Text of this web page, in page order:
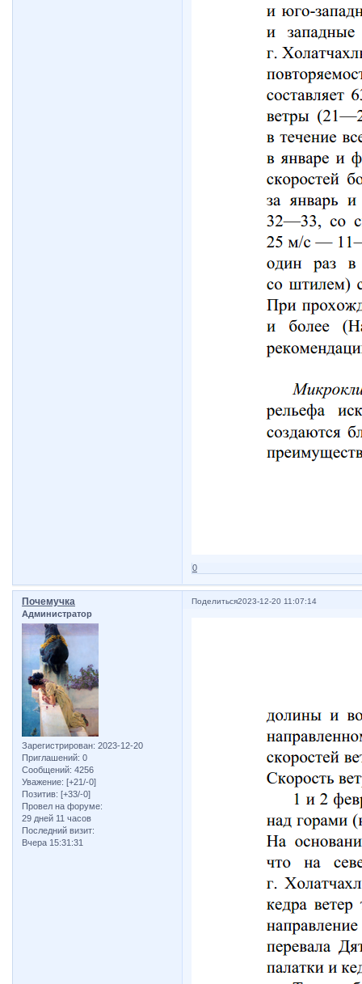
0
Поделиться2023-12-20 11:07:14
Почемучка
Администратор
Зарегистрирован: 2023-12-20
Приглашений: 0
Сообщений: 4256
Уважение: [+21/-0]
Позитив: [+33/-0]
Провел на форуме:
29 дней 11 часов
Последний визит:
Вчера 15:31:31